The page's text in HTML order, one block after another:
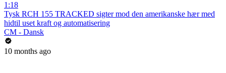
1:18
Tysk RCH 155 TRACKED sigter mod den amerikanske hær med
hidtil uset kraft og automatisering
CM - Dansk
10 months ago